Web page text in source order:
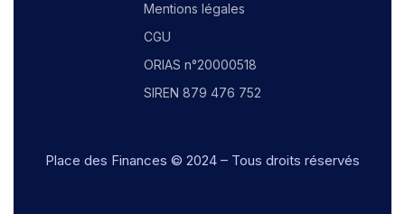
Mentions légales
CGU
ORIAS n°20000518
SIREN 879 476 752
Place des Finances © 2024 – Tous droits réservés